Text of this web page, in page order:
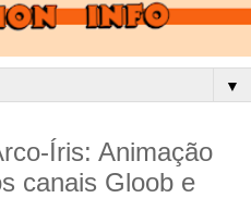
▼
Íris: Animação
canais Gloob e